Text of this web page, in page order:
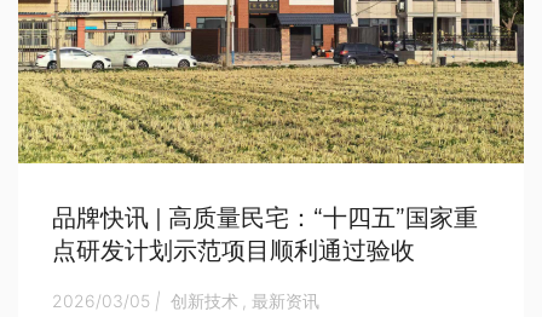
品牌快讯 | 高质量民宅：“十四五”国家重
点研发计划示范项目顺利通过验收
2026/03/05 | 创新技术 最新资讯